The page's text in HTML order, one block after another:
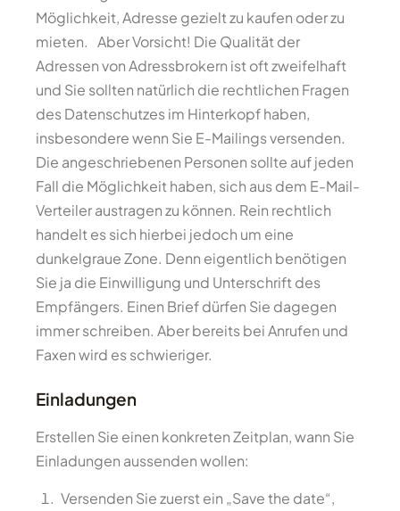
Möglichkeit, Adresse gezielt zu kaufen oder zu
mieten. Aber Vorsicht! Die Qualität der
Adressen von Adressbrokern ist oft zweifelhaft
und Sie sollten natürlich die rechtlichen Fragen
des Datenschutzes im Hinterkopf haben,
insbesondere wenn Sie E-Mailings versenden.
Die angeschriebenen Personen sollte auf jeden
Fall die Möglichkeit haben, sich aus dem E-Mail-
Verteiler austragen zu können. Rein rechtlich
handelt es sich hierbei jedoch um eine
dunkelgraue Zone. Denn eigentlich benötigen
Sie ja die Einwilligung und Unterschrift des
Empfängers. Einen Brief dürfen Sie dagegen
immer schreiben. Aber bereits bei Anrufen und
Faxen wird es schwieriger.
Einladungen
Erstellen Sie einen konkreten Zeitplan, wann Sie
Einladungen aussenden wollen:
Versenden Sie zuerst ein „Save the date“,